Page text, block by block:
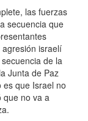
las fuerzas
secuencia que
israelí
de la
Junta de Paz
que Israel no
que no va a